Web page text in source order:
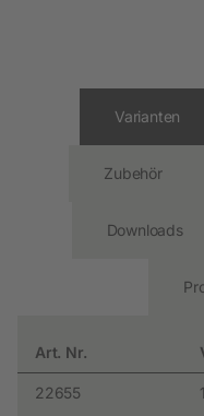
Varianten
Art. Nr.
22655
Zubehör
Downloads